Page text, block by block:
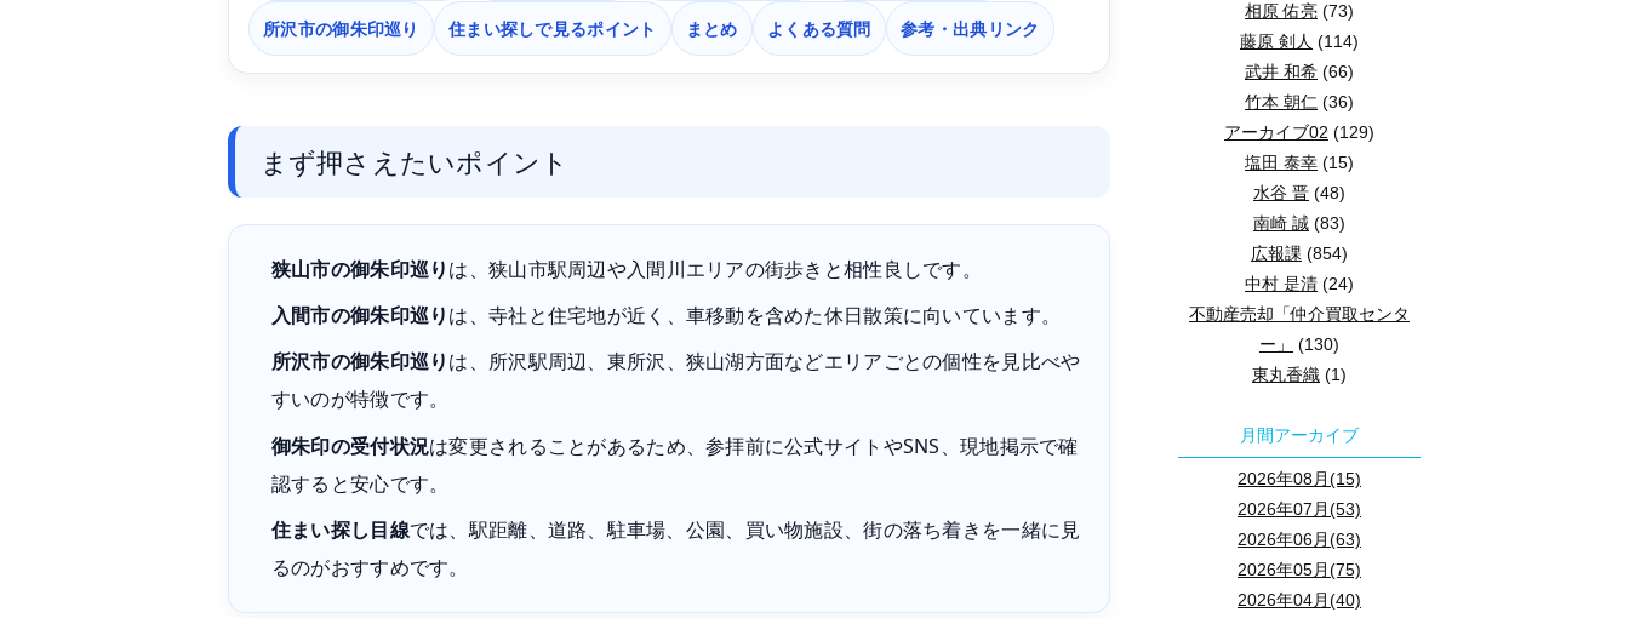
相原 佑亮 (73)
藤原 剣人 (114)
武井 和希 (66)
竹本 朝仁 (36)
アーカイブ02 (129)
塩田 泰幸 (15)
水谷 晋 (48)
南崎 誠 (83)
広報課 (854)
中村 是清 (24)
不動産売却「仲介買取センタ
ー」
(130)
東丸香織 (1)
月間アーカイブ
2026年08月(15)
2026年07月(53)
2026年06月(63)
2026年05月(75)
2026年04月(40)
所沢市の御朱印巡り 住まい探しで見るポイント まとめ よくある質問 参考・出典リンク
まず押さえたいポイント
狭山市の御朱印巡りは、狭山市駅周辺や入間川エリアの街歩きと相性良しです。
入間市の御朱印巡りは、寺社と住宅地が近く、車移動を含めた休日散策に向いています。
所沢市の御朱印巡りは、所沢駅周辺、東所沢、狭山湖方面などエリアごとの個性を見比べや
すいのが特徴です。
御朱印の受付状況は変更されることがあるため、参拝前に公式サイトやSNS、現地掲示で確
認すると安心です。
住まい探し目線では、駅距離、道路、駐車場、公園、買い物施設、街の落ち着きを一緒に見
るのがおすすめです。